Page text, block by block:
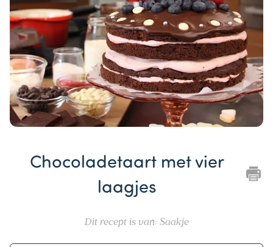
Chocoladetaart met vier
laagjes
Dit recept is van: Saakje